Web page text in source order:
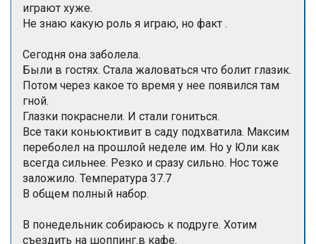
играют хуже.
Не знаю какую роль я играю, но факт .
Сегодня она заболела.
Были в гостях. Стала жаловаться что болит глазик.
Потом через какое то время у нее появился там
гной.
Глазки покраснели. И стали гониться.
Все таки коньюктивит в саду подхватила. Максим
переболел на прошлой неделе им. Но у Юли как
всегда сильнее. Резко и сразу сильно. Нос тоже
заложило. Температура 37.7
В общем полный набор.
В понедельник собираюсь к подруге. Хотим
съездить на шоппинг.в кафе.